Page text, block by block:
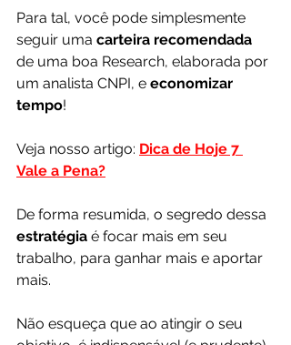
Para tal, você pode simplesmente
seguir uma carteira recomendada
de uma boa Research, elaborada por
um analista CNPI, e economizar
tempo!
Veja nosso artigo: Dica de Hoje 7
Vale a Pena?
De forma resumida, o segredo dessa
estratégia é focar mais em seu
trabalho, para ganhar mais e aportar
mais.
Não esqueça que ao atingir o seu